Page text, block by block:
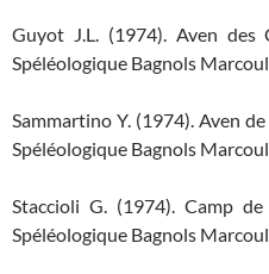
Guyot J.L. (1974). Aven des
Spéléologique Bagnols
Sammartino Y. (1974). Aven
Spéléologique Bagnols
Staccioli G. (1974). Camp
Spéléologique Bagnols